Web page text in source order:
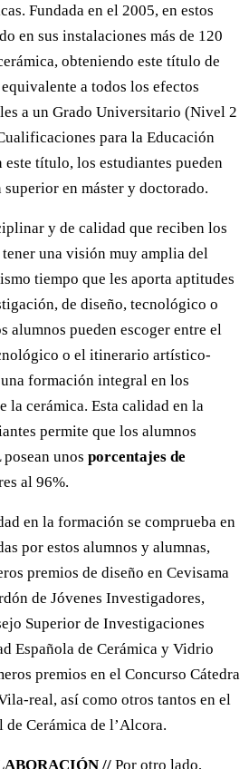
Fundada en el 2005, en estos
en sus instalaciones más de 120
obteniendo este título de
a todos los efectos
a un Grado Universitario (Nivel 2
para la Educación
este título, los estudiantes pueden
en máster y doctorado.
y de calidad que reciben los
una visión muy amplia del
tiempo que les aporta aptitudes
de diseño, tecnológico o
alumnos pueden escoger entre el
o el itinerario artístico-
formación integral en los
la cerámica. Esta calidad en la
permite que los alumnos
unos porcentajes de
al 96%.
en la formación se comprueba en
por estos alumnos y alumnas,
premios de diseño en Cevisama
de Jóvenes Investigadores,
Superior de Investigaciones
Española de Cerámica y Vidrio
premios en el Concurso Cátedra
real, así como otros tantos en el
Cerámica de l’Alcora.
// Por otro lado,